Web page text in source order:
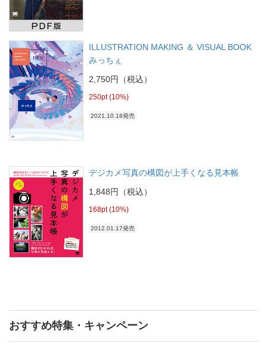
ILLUSTRATION MAKING ＆ VISUAL BOOK
みっちぇ
2,750円（税込）
250pt (10%)
2021.10.18発売
デジカメ写真の構図が上手くなる見本帳
1,848円（税込）
168pt (10%)
2012.01.17発売
おすすめ特集・キャンペーン